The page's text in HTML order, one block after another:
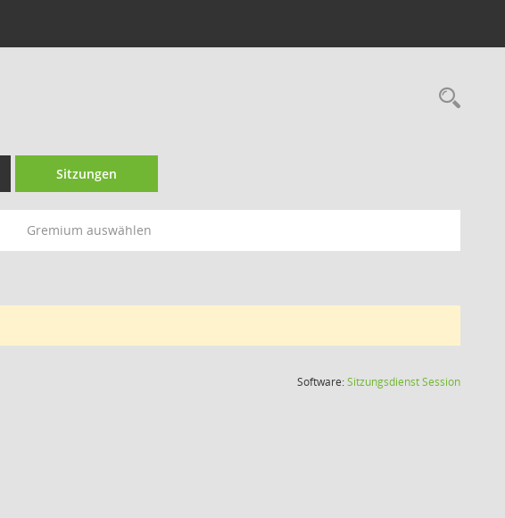
Sitzungen
Gremium auswählen
Software:SitzungsdienstSession(Wird in